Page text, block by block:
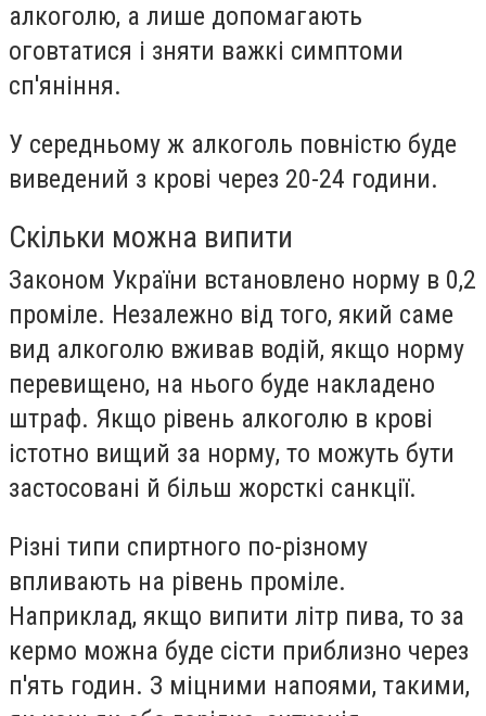
алкоголю, а лише допомагають
оговтатися і зняти важкі симптоми
сп'яніння.
У середньому ж алкоголь повністю буде
виведений з крові через 20-24 години.
Скільки можна випити
Законом України встановлено норму в 0,2
проміле. Незалежно від того, який саме
вид алкоголю вживав водій, якщо норму
перевищено, на нього буде накладено
штраф. Якщо рівень алкоголю в крові
істотно вищий за норму, то можуть бути
застосовані й більш жорсткі санкції.
Різні типи спиртного по-різному
впливають на рівень проміле.
Наприклад, якщо випити літр пива, то за
кермо можна буде сісти приблизно через
п'ять годин. З міцними напоями, такими,